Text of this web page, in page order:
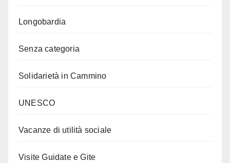
Longobardia
Senza categoria
Solidarietà in Cammino
UNESCO
Vacanze di utilità sociale
Visite Guidate e Gite